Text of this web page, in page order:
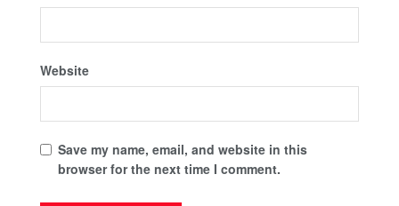
Website
Save my name, email, and website in this
browser for the next time I comment.